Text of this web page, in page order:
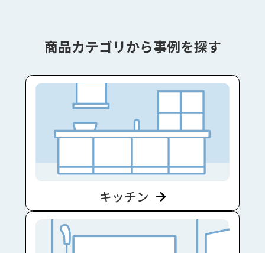
商品カテゴリから事例を探す
キッチン